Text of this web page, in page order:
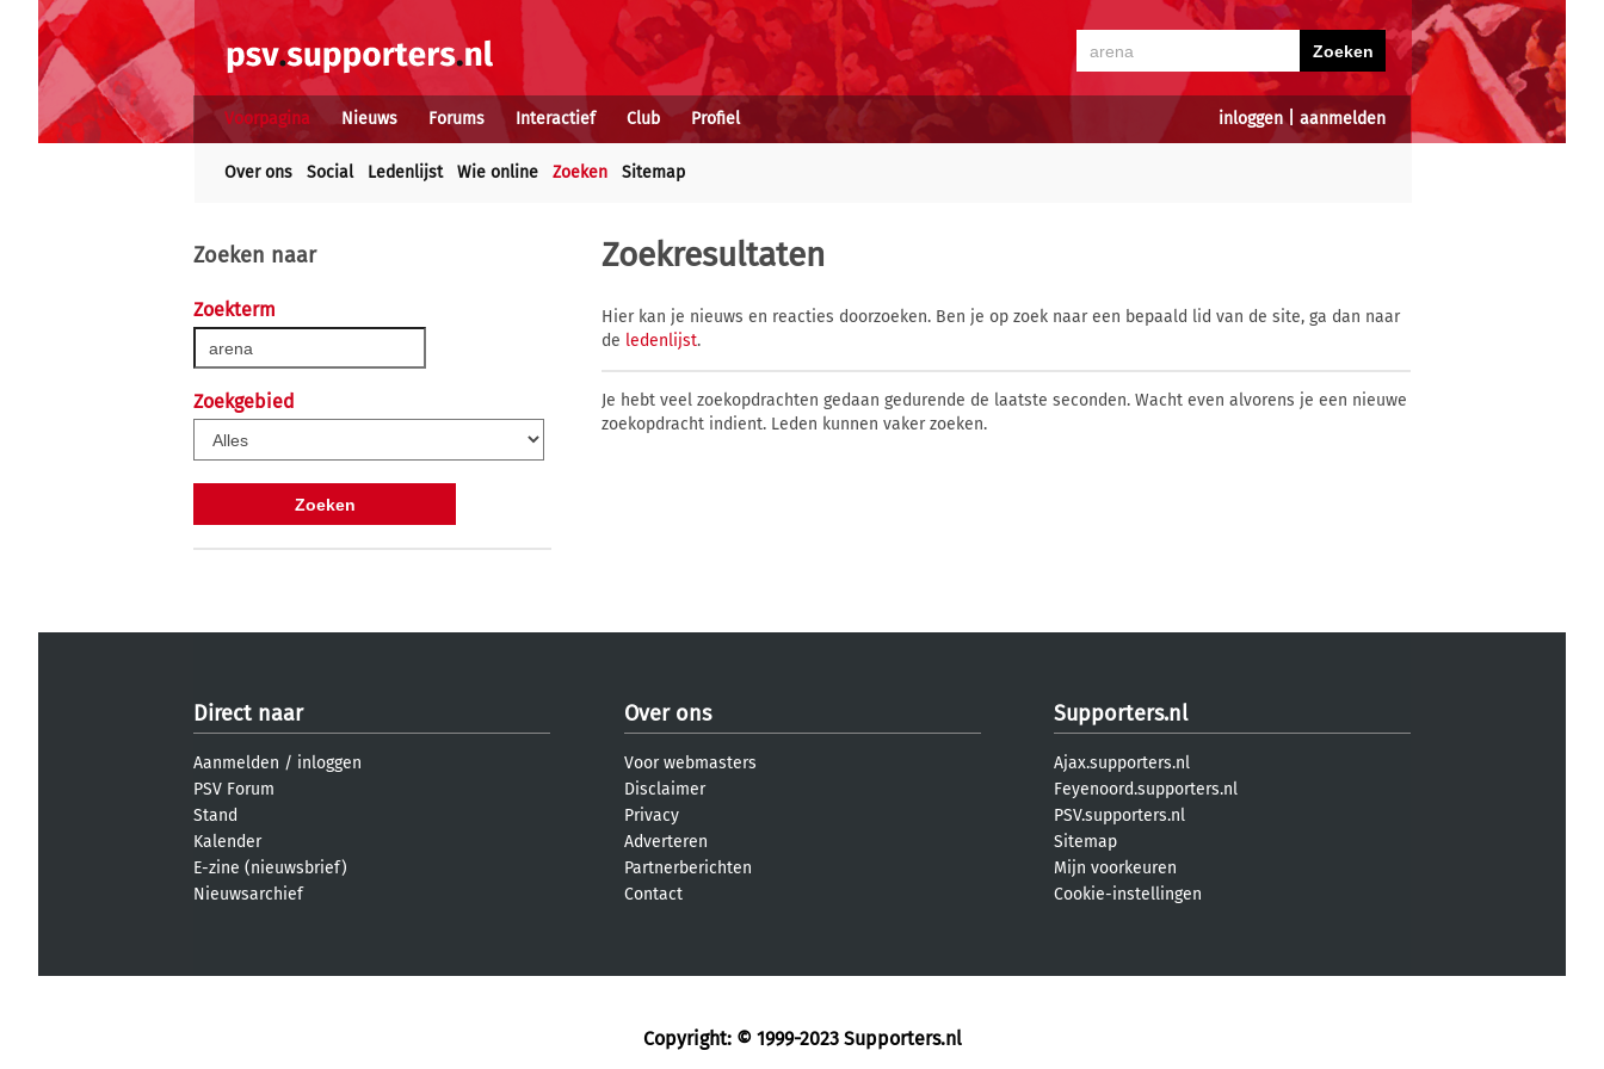
inloggen| aanmelden
Voorpagina Nieuws Forums Interactief Club Profiel
Over ons Social Ledenlijst Wie online Zoeken Sitemap
Zoeken naar
Zoekterm
Zoekgebied
Zoekresultaten
Hier kan je nieuws en reacties doorzoeken. Ben je op zoek naar een bepaald lid van de site, ga dan naar
de ledenlijst.
Je hebt veel zoekopdrachten gedaan gedurende de laatste seconden. Wacht even alvorens je een nieuwe
zoekopdracht indient. Leden kunnen vaker zoeken.
Direct naar
Aanmelden / inloggen
PSV Forum
Stand
Kalender
E-zine (nieuwsbrief)
Nieuwsarchief
Over ons
Voor webmasters
Disclaimer
Privacy
Adverteren
Partnerberichten
Contact
Supporters.nl
Ajax.supporters.nl
Feyenoord.supporters.nl
PSV.supporters.nl
Sitemap
Mijn voorkeuren
Cookie-instellingen
Copyright: © 1999-2023 Supporters.nl